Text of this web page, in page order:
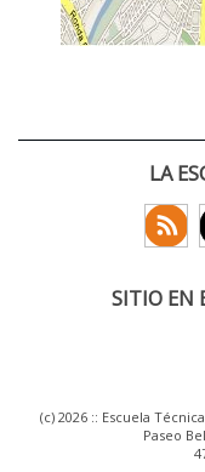
LA
SITIO EN
(c) 2026 :: Escuela
Paseo